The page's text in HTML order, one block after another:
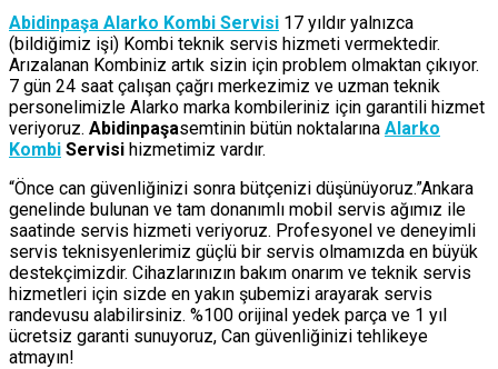
Abidinpaşa Alarko Kombi Servisi 17 yıldır yalnızca
(bildiğimiz işi) Kombi teknik servis hizmeti vermektedir.
Arızalanan Kombiniz artık sizin için problem olmaktan çıkıyor.
7 gün 24 saat çalışan çağrı merkezimiz ve uzman teknik
personelimizle Alarko marka kombileriniz için garantili hizmet
veriyoruz. Abidinpaşasemtinin bütün noktalarına Alarko
Kombi Servisi hizmetimiz vardır.
“Önce can güvenliğinizi sonra bütçenizi düşünüyoruz.”Ankara
genelinde bulunan ve tam donanımlı mobil servis ağımız ile
saatinde servis hizmeti veriyoruz. Profesyonel ve deneyimli
servis teknisyenlerimiz güçlü bir servis olmamızda en büyük
destekçimizdir. Cihazlarınızın bakım onarım ve teknik servis
hizmetleri için sizde en yakın şubemizi arayarak servis
randevusu alabilirsiniz. %100 orijinal yedek parça ve 1 yıl
ücretsiz garanti sunuyoruz, Can güvenliğinizi tehlikeye
atmayın!